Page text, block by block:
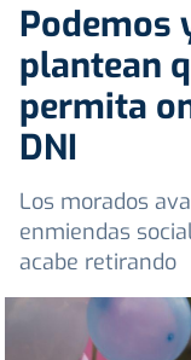
Podemos
plantean
permita
DNI
Los morados
enmiendas
acabe retirando